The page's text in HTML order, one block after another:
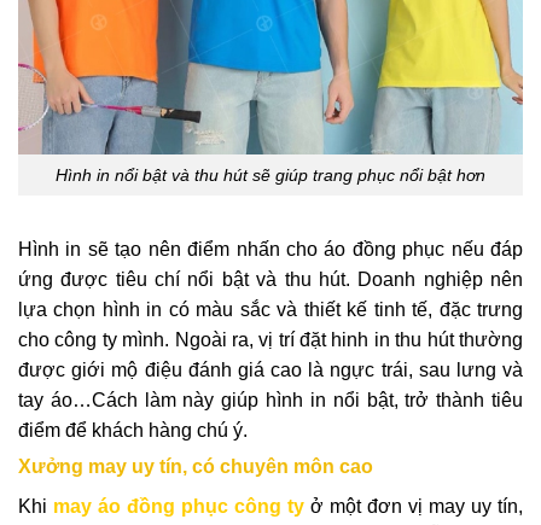
Hình in nổi bật và thu hút sẽ giúp trang phục nổi bật hơn
Hình in sẽ tạo nên điểm nhấn cho áo đồng phục nếu đáp
ứng được tiêu chí nổi bật và thu hút. Doanh nghiệp nên
lựa chọn hình in có màu sắc và thiết kế tinh tế, đặc trưng
cho công ty mình. Ngoài ra, vị trí đặt hinh in thu hút thường
được giới mộ điệu đánh giá cao là ngực trái, sau lưng và
tay áo…Cách làm này giúp hình in nổi bật, trở thành tiêu
điểm để khách hàng chú ý.
Xưởng may uy tín, có chuyên môn cao
Khi may áo đồng phục công ty ở một đơn vị may uy tín,